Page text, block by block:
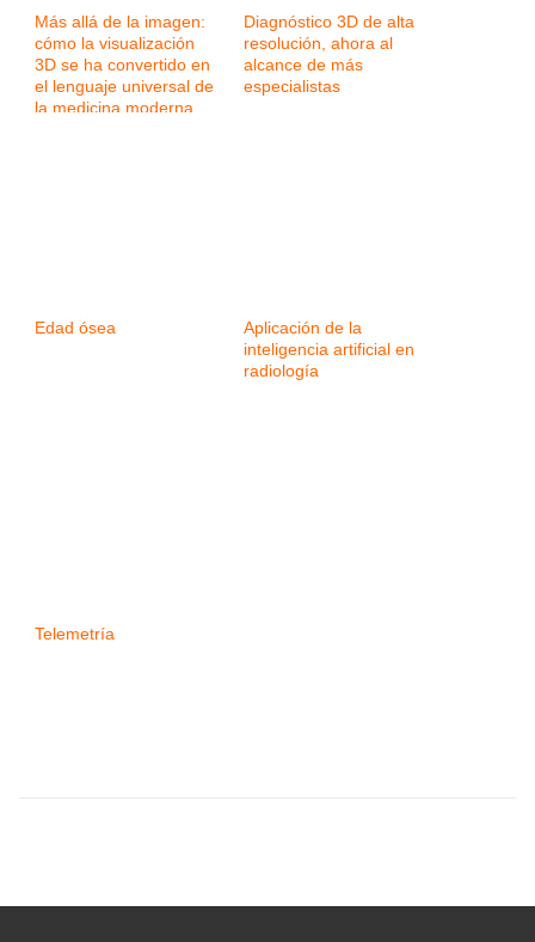
Más allá de la imagen:
cómo la visualización
3D se ha convertido en
el lenguaje universal de
la medicina moderna
Diagnóstico 3D de alta
resolución, ahora al
alcance de más
especialistas
Edad ósea
Aplicación de la
inteligencia artificial en
radiología
Telemetría